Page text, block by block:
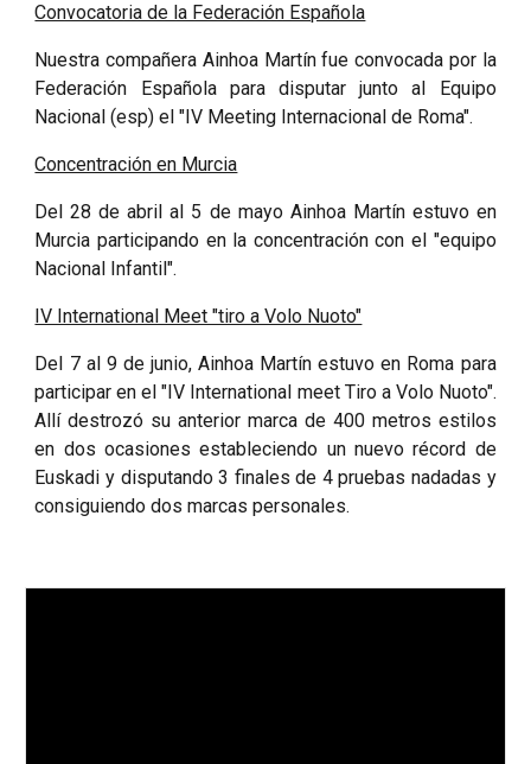
Convocatoria de la Federación Española
Nuestra compañera Ainhoa Martín fue convocada por la
Federación Española para disputar junto al Equipo
Nacional (esp) el "IV Meeting Internacional de Roma".
Concentración en Murcia
Del 28 de abril al 5 de mayo Ainhoa Martín estuvo en
Murcia participando en la concentración con el "equipo
Nacional Infantil".
IV International Meet "tiro a Volo Nuoto"
Del 7 al 9 de junio, Ainhoa Martín estuvo en Roma para
participar en el "IV International meet Tiro a Volo Nuoto".
Allí destrozó su anterior marca de 400 metros estilos
en dos ocasiones estableciendo un nuevo récord de
Euskadi y disputando 3 finales de 4 pruebas nadadas y
consiguiendo dos marcas personales.